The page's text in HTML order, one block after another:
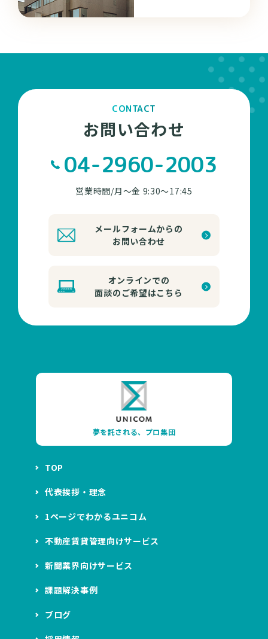
CONTACT
お問い合わせ
04-2960-2003
営業時間/月～金 9:30～17:45
メールフォームからの
お問い合わせ
オンラインでの
面談のご希望はこちら
夢を託される、プロ集団
TOP
代表挨拶・理念
1ページでわかるユニコム
不動産賃貸管理向けサービス
新聞業界向けサービス
課題解決事例
ブログ